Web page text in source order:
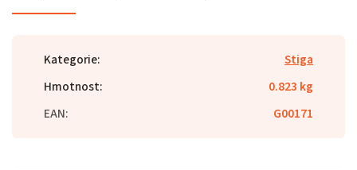
Kategorie:
Stiga
Hmotnost:
0.823 kg
EAN: G00171